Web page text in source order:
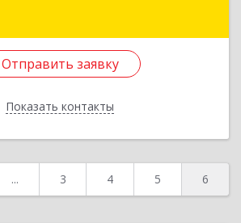
Отправить заявку
Показать контакты
Подробнее
Отправить заявку
... 3 4 5 6